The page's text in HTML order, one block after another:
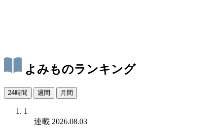
よみものランキング
24時間 週間 月間
1
連載 2026.08.03